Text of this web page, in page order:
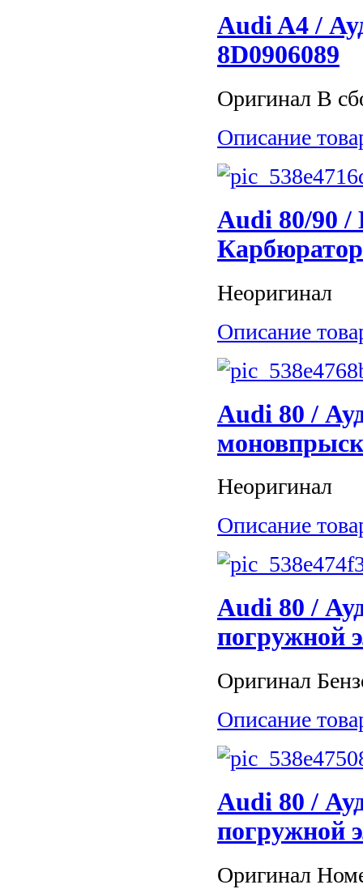
Audi A4 /
8D0906089
Оригинал В
Описание
Audi 80/90 /
Неоригинал
Описание
Audi 80 /
Неоригинал
Описание
Audi 80 /
погружной
Оригинал
Описание
Audi 80 /
погружной
Оригинал